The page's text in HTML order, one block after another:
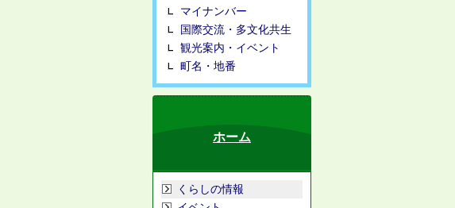
マイナンバー
国際交流・多文化共生
観光案内・イベント
町名・地番
ホーム
くらしの情報